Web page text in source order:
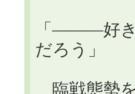
「―――好き
だろう」
臨戦態勢